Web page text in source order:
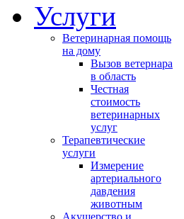
Услуги
Ветеринарная помощь
на дому
Вызов ветернара
в область
Честная
стоимость
ветеринарных
услуг
Терапевтические
услуги
Измерение
артериального
давдения
животным
Акушерство и